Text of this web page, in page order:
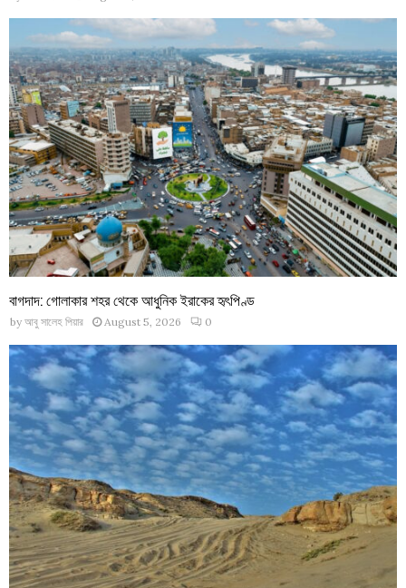
বাগদাদ: গোলাকার শহর থেকে আধুনিক ইরাকের হৃৎপিণ্ড
by আবু সালেহ পিয়ার August 5, 2026 0